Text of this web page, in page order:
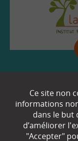
Ce site non
informations
dans le but
d’améliorer
"Accepter"